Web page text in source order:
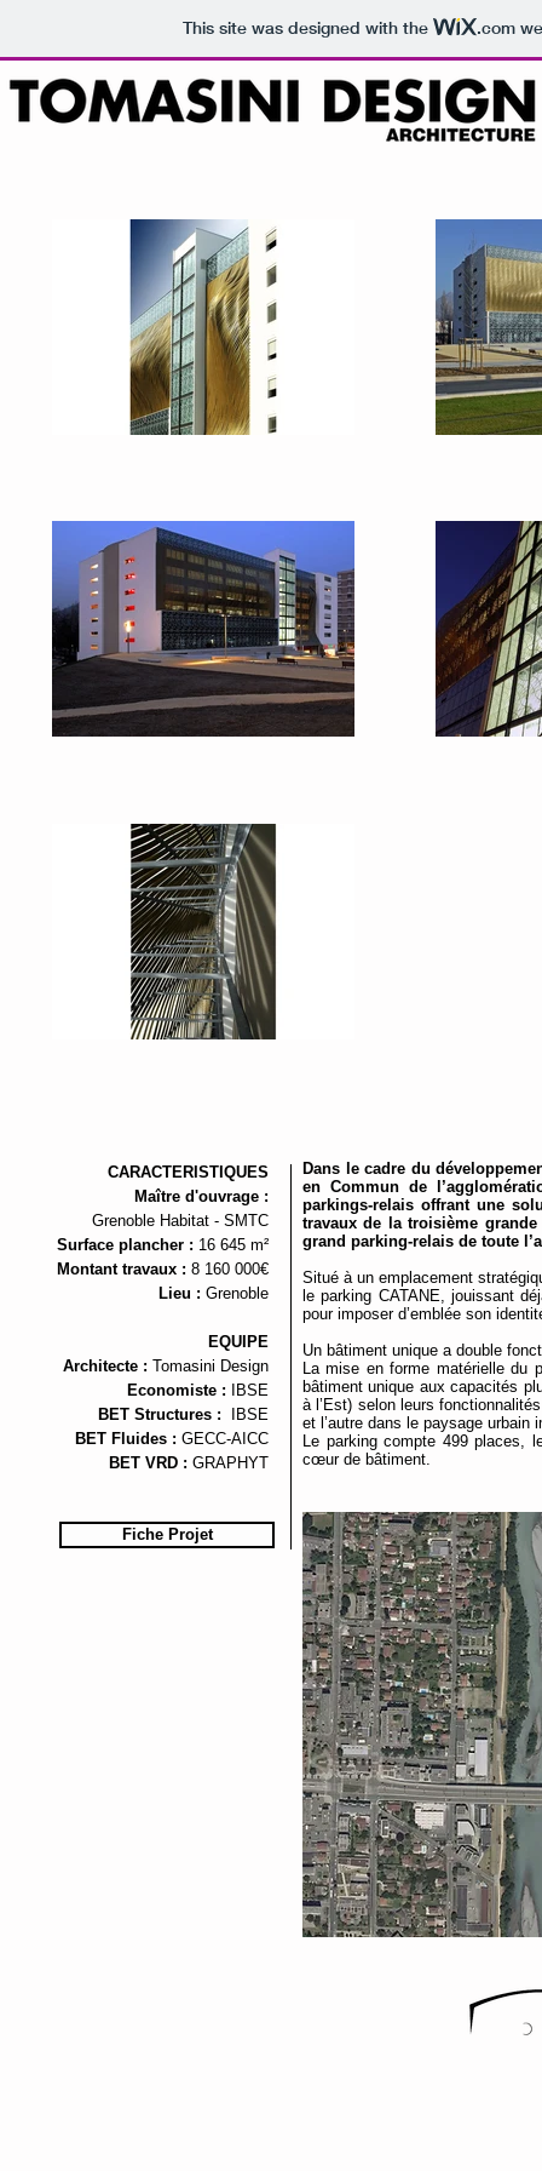
This site was designed with the .com
CARACTERISTIQUES
Maître d'ouvrage :
Grenoble Habitat - SMTC
Surface plancher : 16 645 m²
Montant travaux : 8 160 000€
Lieu : Grenoble
EQUIPE
Architecte : Tomasini Design
Economiste : IBSE
BET Structures : IBSE
BET Fluides : GECC-AICC
BET VRD : GRAPHYT
Fiche Projet
Dans le cadre du
en Commun de
parkings-relais offrant une
travaux de la troisième
grand parking-relais de toute
Situé à un emplacement
le parking CATANE, jouissant
pour imposer d’emblée son
Un bâtiment unique a double
La mise en forme matérielle du
bâtiment unique aux capacités
à l’Est) selon leurs
et l’autre dans le paysage urbain
Le parking compte 499 places,
cœur de bâtiment.